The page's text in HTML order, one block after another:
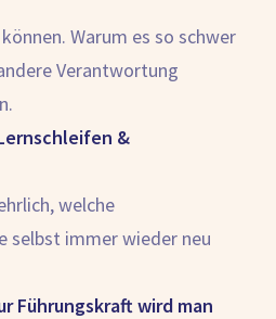
Warum es so schwer
Verantwortung
&
welche
selbst immer wieder neu
Führungskraft wird man